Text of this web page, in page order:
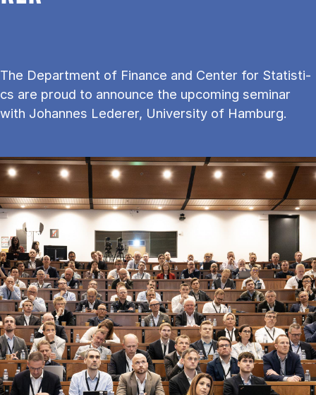
The De­part­ment of Fi­nan­ce and Cen­ter for Sta­ti­sti­
cs are proud to an­no­un­ce the upco­m­ing se­mi­nar
with Johannes Lederer, University of Hamburg.